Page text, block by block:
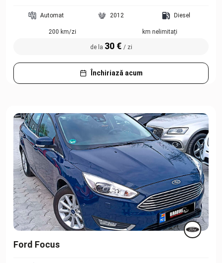
Automat 2012 Diesel
200 km/zi km nelimitați
de la 30 € / zi
Închiriază acum
Ford Focus